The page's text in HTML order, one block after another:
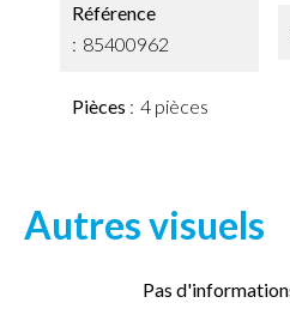
Référence
85400962
Pièces 4 pièces
Autres visuels
Pas